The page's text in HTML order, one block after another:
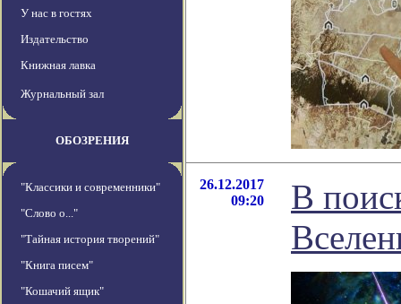
У нас в гостях
Издательство
Книжная лавка
Журнальный зал
ОБОЗРЕНИЯ
"Классики и современники"
"Слово о..."
"Тайная история творений"
"Книга писем"
"Кошачий ящик"
26.12.2017
09:20
В